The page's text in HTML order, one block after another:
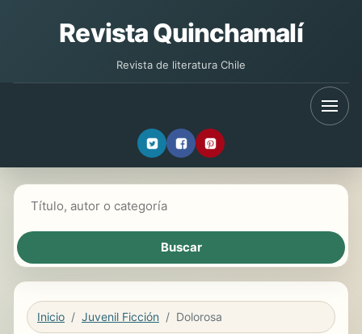
Revista Quinchamalí
Revista de literatura Chile
Inicio Juvenil Ficción Dolorosa